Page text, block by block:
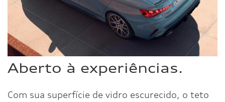
Aberto à experiências.
Com sua superfície de vidro escurecido, o teto